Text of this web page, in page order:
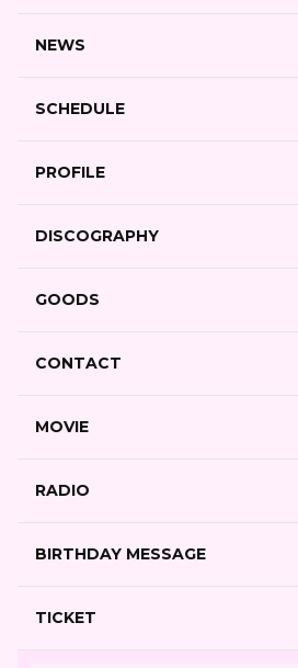
NEWS
SCHEDULE
PROFILE
DISCOGRAPHY
GOODS
CONTACT
MOVIE
RADIO
BIRTHDAY MESSAGE
TICKET